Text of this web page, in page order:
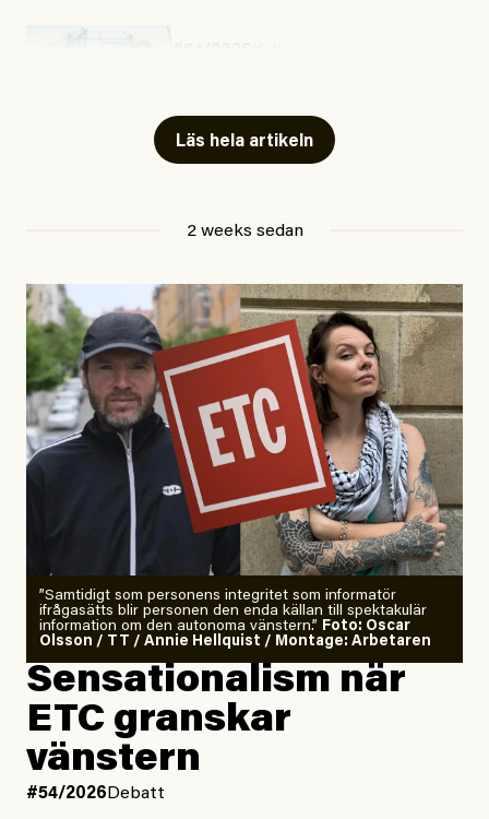
Läs hela artikeln
2 weeks sedan
”Samtidigt som personens integritet som informatör
ifrågasätts blir personen den enda källan till spektakulär
information om den autonoma vänstern.” Foto: Oscar
Olsson / TT / Annie Hellquist / Montage: Arbetaren
Sensationalism när
ETC granskar
vänstern
#54/2026 Debatt